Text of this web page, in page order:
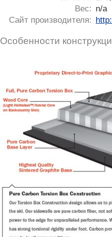
Вес:
n/a
Сайт производителя:
Особенности